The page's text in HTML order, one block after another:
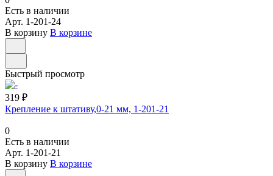
Есть в наличии
Арт. 1-201-24
В корзину В корзине
Быстрый просмотр
319 ₽
Крепление к штативу,0-21 мм, 1-201-21
0
Есть в наличии
Арт. 1-201-21
В корзину В корзине